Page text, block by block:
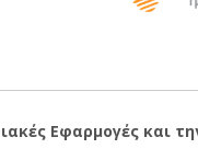
Εφαρμογές και